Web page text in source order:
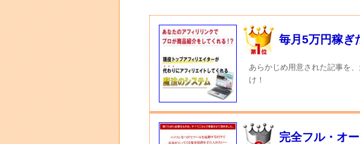
毎月5万円稼ぎ
あらかじめ用意された記事を
け！
完全フル・オ